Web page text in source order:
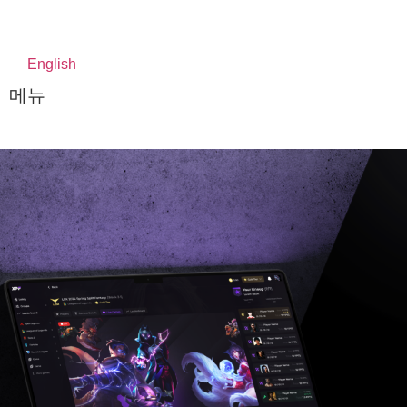
English
메뉴